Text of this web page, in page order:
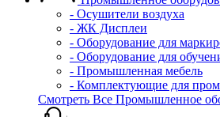
- Осушители воздуха
- ЖК Дисплеи
- Оборудование для
- Оборудование для
- Промышленная мебель
- Комплектующие для
Смотреть Все Промышленное